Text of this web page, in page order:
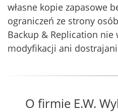
własne kopie zapasowe
ograniczeń ze strony
Backup & Replication nie
modyfikacji ani
O firmie E.W.